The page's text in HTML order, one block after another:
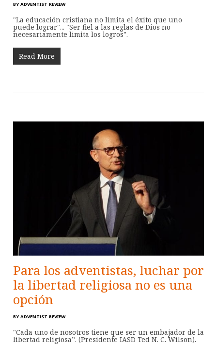
BY ADVENTIST REVIEW
"La educación cristiana no limita el éxito que uno
puede lograr"... "Ser fiel a las reglas de Dios no
necesariamente limita los logros".
Read More
Para los adventistas, luchar por
la libertad religiosa no es una
opción
BY ADVENTIST REVIEW
"Cada uno de nosotros tiene que ser un embajador de la
libertad religiosa”. (Presidente IASD Ted N. C. Wilson).